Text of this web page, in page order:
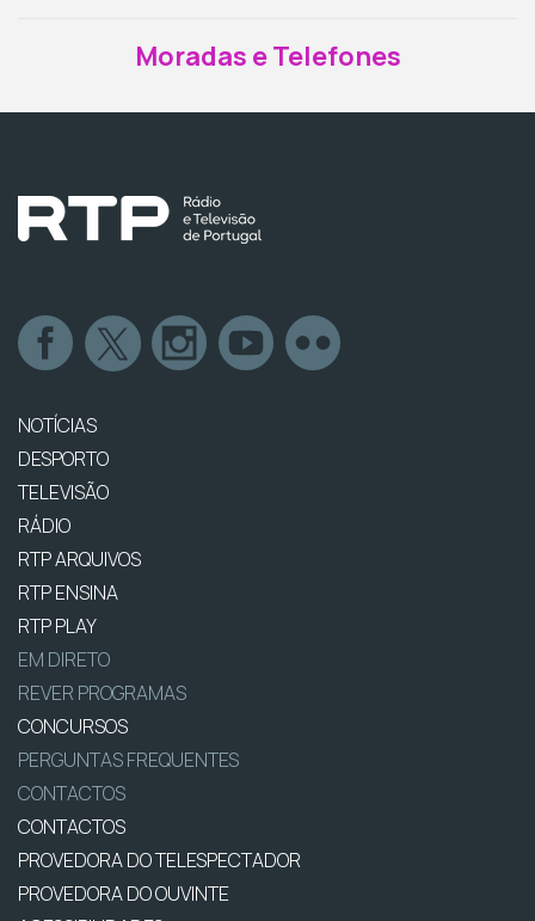
Moradas e Telefones
NOTÍCIAS
DESPORTO
TELEVISÃO
RÁDIO
RTP ARQUIVOS
RTP ENSINA
RTP PLAY
EM DIRETO
REVER PROGRAMAS
CONCURSOS
PERGUNTAS FREQUENTES
CONTACTOS
CONTACTOS
PROVEDORA DO TELESPECTADOR
PROVEDORA DO OUVINTE